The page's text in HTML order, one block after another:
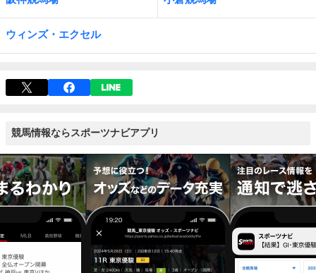
ウィンズ・エクセル
競馬情報ならスポーツナビアプリ